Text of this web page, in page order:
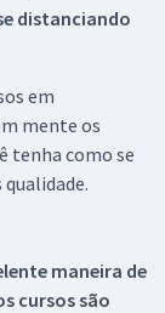
distanciando
em
mente os
tenha como se
maneira de
cursos são